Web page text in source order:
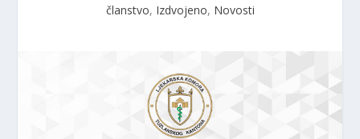
članstvo, Izdvojeno, Novosti